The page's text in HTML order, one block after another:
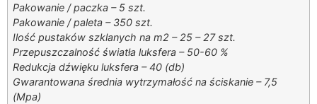
Pakowanie / paczka – 5 szt.
Pakowanie / paleta – 350 szt.
Ilość pustaków szklanych na m2 – 25 – 27 szt.
Przepuszczalność światła luksfera – 50-60 %
Redukcja dźwięku luksfera – 40 (db)
Gwarantowana średnia wytrzymałość na ściskanie – 7,5
(Mpa)